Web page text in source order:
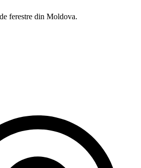
ferestre din Moldova.